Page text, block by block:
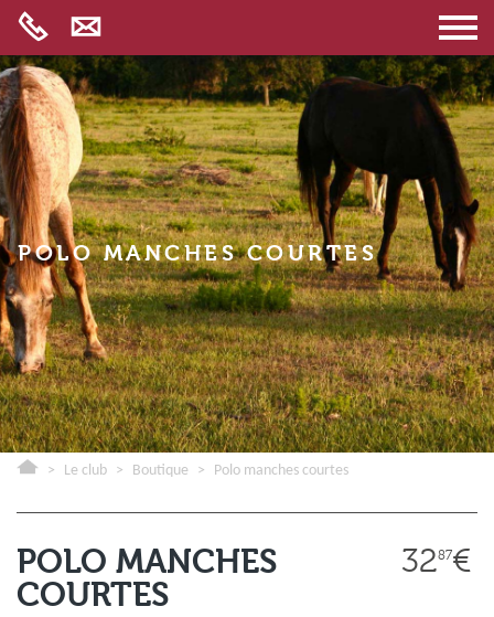
LE CLUB
LE LIVE
LE PARC
LES DISCIPLINES
LES SERVICES
LES ACTIVITÉS
FAQ
MENTIONS LÉGALES
CRÉDIT
POLO MANCHES COURTES
> Le club > Boutique > Polo manches courtes
POLO MANCHES
COURTES
3287€